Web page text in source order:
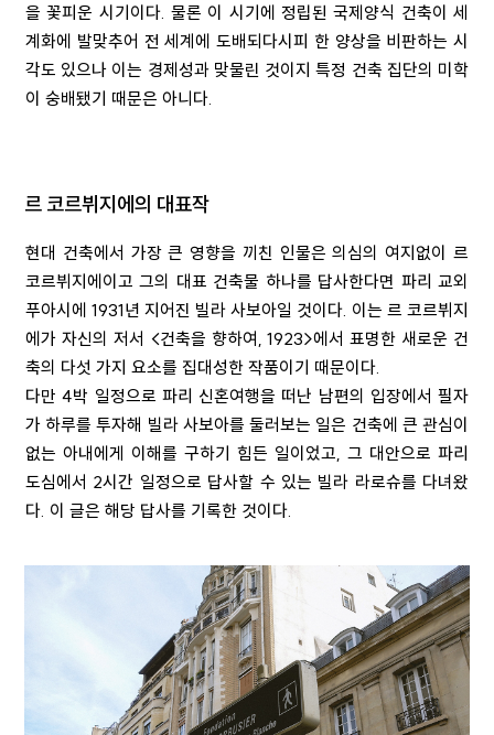
을 꽃피운 시기이다.물론 이 시기에 정립된 국제양식 건축이 세
계화에 발맞추어 전 세계에 도배되다시피 한 양상을 비판하는 시
각도 있으나 이는 경제성과 맞물린 것이지 특정 건축 집단의 미학
이 숭배됐기 때문은 아니다.
르 코르뷔지에의 대표작
현대 건축에서 가장 큰 영향을 끼친 인물은 의심의 여지없이 르
코르뷔지에이고 그의 대표 건축물 하나를 답사한다면 파리 교외
푸아시에 1931년 지어진 빌라 사보아일 것이다. 이는 르 코르뷔지
에가 자신의 저서 <건축을 향하여 , 1923>에서 표명한 새로운 건
축의 다섯 가지 요소를 집대성한 작품이기 때문이다.
다만 4박 일정으로 파리 신혼여행을 떠난 남편의 입장에서 필자
가 하루를 투자해 빌라 사보아를 둘러보는 일은 건축에 큰 관심이
없는 아내에게 이해를 구하기 힘든 일이었고, 그 대안으로 파리
도심에서 2시간 일정으로 답사할 수 있는 빌라 라로슈를 다녀왔
다. 이 글은 해당 답사를 기록한 것이다.